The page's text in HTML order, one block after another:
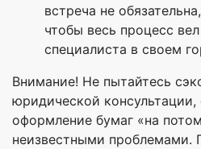
встреча не
чтобы весь процесс
специалиста в своем
Внимание! Не пытайтесь
юридической консультации,
оформление бумаг «на
неизвестными проблемами.